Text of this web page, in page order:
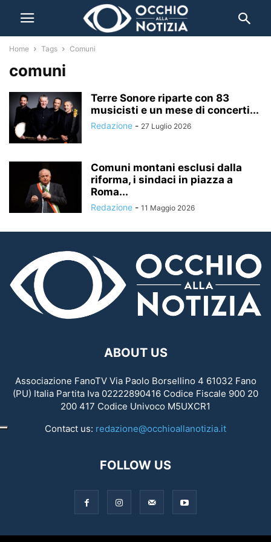
Home Tags Comuni
comuni
Terre Sonore riparte con 83
musicisti e un mese di concerti...
Redazione - 27 Luglio 2026
Comuni montani esclusi dalla
riforma, i sindaci in piazza a
Roma...
Redazione - 11 Maggio 2026
ABOUT US
Associazione FanoTV Via Paolo Borsellino 4 61032 Fano
(PU) Italia Partita Iva 02222890416 Codice Fiscale 900 20
200 417 Codice Univoco M5UXCR1
Contact us: redazione@occhioallanotizia.it
FOLLOW US